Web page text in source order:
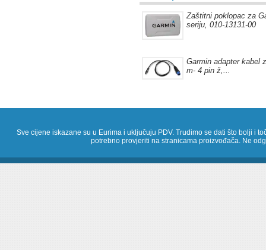
Zaštitni poklopac za
seriju, 010-13131-00
Garmin adapter kabel
m- 4 pin ž,...
Sve cijene iskazane su u Eurima i uključuju PDV. Trudimo se dati što bolji i
potrebno provjeriti na stranicama proizvođača. Ne